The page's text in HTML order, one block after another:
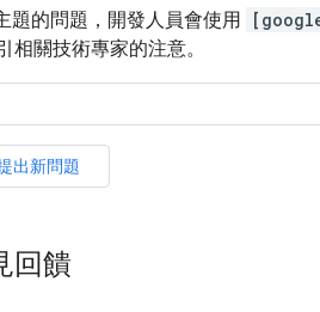
題的問題，開發人員會使用
相關技術專家的注意。
出新問題
回饋